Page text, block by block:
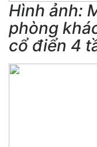
Hình ảnh:
phòng
cổ điển 4